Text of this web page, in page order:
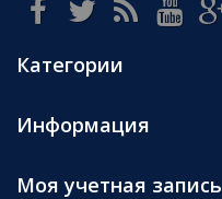
Категории
Информация
Моя учетная запись